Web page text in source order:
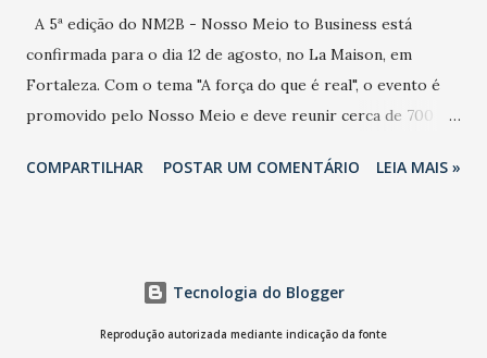
A 5ª edição do NM2B - Nosso Meio to Business está
confirmada para o dia 12 de agosto, no La Maison, em
Fortaleza. Com o tema "A força do que é real", o evento é
promovido pelo Nosso Meio e deve reunir cerca de 700
e lideranças do Mercado Nacional. Desde 2022, o NM2B
LinkedIn, VISA, Grupo 3corações, TikTok e M. Dias Branco.
A nova edição chega em um momento em que autenticidade
COMPARTILHAR POSTAR UM COMENTÁRIO LEIA MAIS »
Tecnologia do Blogger
Reprodução autorizada mediante indicação da fonte